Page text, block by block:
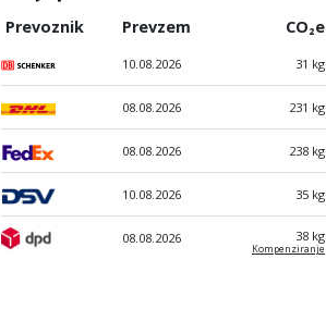
Prevoznik Prevzem CO₂e
10.08.2026 31 kg
08.08.2026 231 kg
08.08.2026 238 kg
10.08.2026 35 kg
08.08.2026 38 kg
Kompen­ziranje